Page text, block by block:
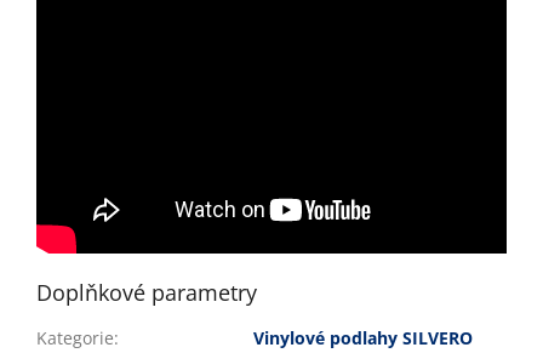
Doplňkové parametry
Kategorie:
Vinylové podlahy SILVERO